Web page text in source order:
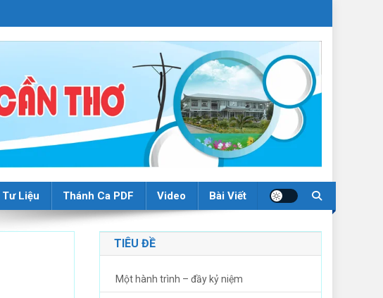
Tư Liệu Thánh Ca PDF Video Bài Viết
TIÊU ĐỀ
Một hành trình – đầy kỷ niệm